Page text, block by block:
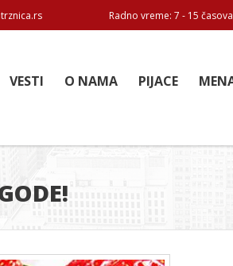
Radno vreme: 7 - 15 časova
VESTI O NAMA PIJACE